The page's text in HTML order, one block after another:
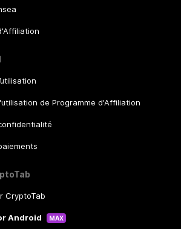
de Programme d'Affiliation
CryptoTab
Android MAX